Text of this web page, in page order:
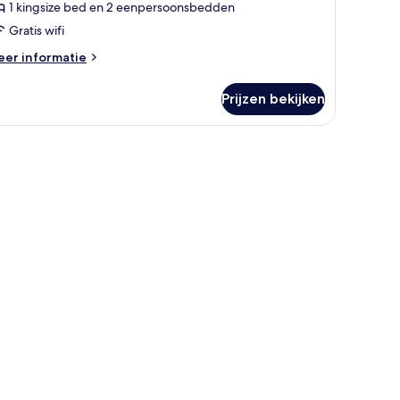
1 kingsize bed en 2 eenpersoonsbedden
Gratis wifi
informatie
Prijzen bekijken